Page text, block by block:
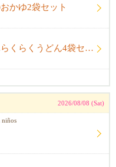
かゆ2袋セット
取引中③赤ちゃんかんたんらくらくうどん4袋セット
2026/08/08 (Sat)
niños